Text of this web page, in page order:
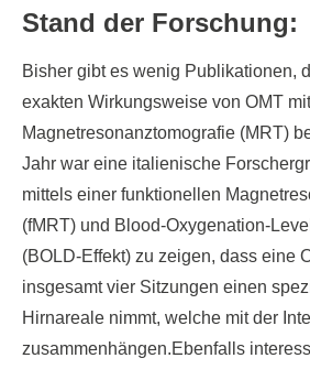
Stand der Forschung:
Bisher gibt es wenig Publikationen,
exakten Wirkungsweise von OMT
Magnetresonanztomografie (MRT)
Jahr war eine italienische
mittels einer funktionellen
(fMRT) und Blood-Oxygenation-
(BOLD-Effekt) zu zeigen, dass eine
insgesamt vier Sitzungen einen
Hirnareale nimmt, welche mit der
zusammenhängen.Ebenfalls